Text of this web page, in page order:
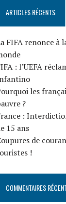
ARTICLES RÉCENTS
FIFA renonce à
: l’UEFA
les
?
:
15 ans
de
!
COMMENTAIRES